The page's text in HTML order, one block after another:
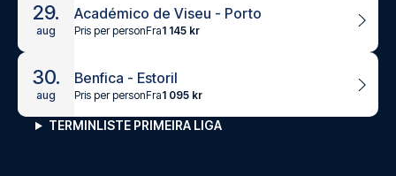
29.
aug
Académico de Viseu - Porto
Pris per personFra1 145 kr
30.
aug
Benfica - Estoril
Pris per personFra1 095 kr
TERMINLISTE PRIMEIRA LIGA